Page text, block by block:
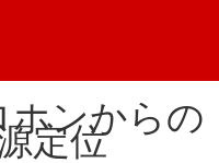
ホンからの
定位